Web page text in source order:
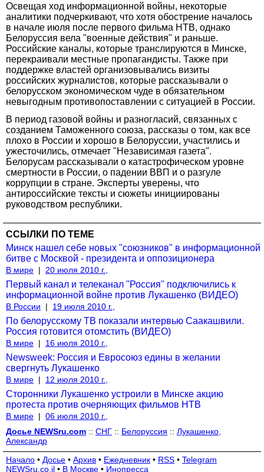
Освещая ход информационной войны, некоторые
аналитики подчеркивают, что хотя обострение началось
в начале июля после первого фильма НТВ, однако
Белоруссия вела "военные действия" и раньше.
Российские каналы, которые транслируются в Минске,
перекраивали местные пропагандисты. Также при
поддержке властей организовывались визиты
российских журналистов, которые рассказывали о
белорусском экономическом чуде в обязательном
невыгодным противопоставлении с ситуацией в России.
В период газовой войны и разногласий, связанных с
созданием Таможенного союза, рассказы о том, как все
плохо в России и хорошо в Белоруссии, участились и
ужесточились, отмечает "Независимая газета".
Белорусам рассказывали о катастрофическом уровне
смертности в России, о падении ВВП и о разгуле
коррупции в стране. Эксперты уверены, что
антироссийские тексты и сюжеты инициированы
руководством республики.
ССЫЛКИ ПО ТЕМЕ
Минск нашел себе новых "союзников" в информационной
битве с Москвой - президента и оппозиционера
В мире | 20 июля 2010 г.,
Первый канал и телеканал "Россия" подключились к
информационной войне против Лукашенко (ВИДЕО)
В России | 19 июля 2010 г.,
По белорусскому ТВ показали интервью Саакашвили.
Россия готовится отомстить (ВИДЕО)
В мире | 16 июля 2010 г.,
Newsweek: Россия и Евросоюз едины в желании
свергнуть Лукашенко
В мире | 12 июля 2010 г.,
Сторонники Лукашенко устроили в Минске акцию
протеста против очерняющих фильмов НТВ
В мире | 06 июля 2010 г.,
Досье NEWSru.com :: СНГ :: Белоруссия :: Лукашенко,
Александр
Начало • Досье • Архив • Ежедневник • RSS • Telegram
NEWSru.co.il • В Москве • Инопресса